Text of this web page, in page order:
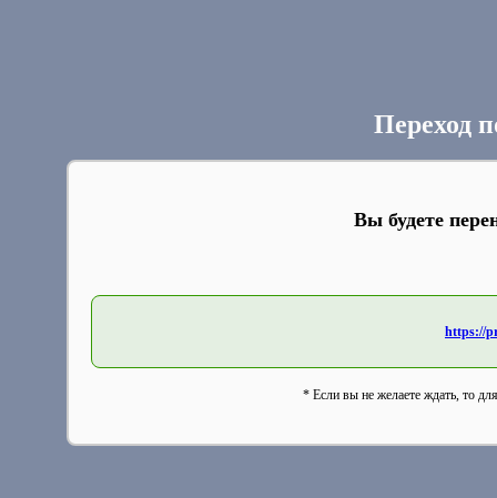
Переход
Вы будете
https://
* Если вы не желаете ждать, то